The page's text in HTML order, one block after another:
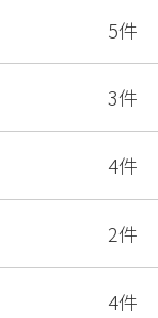
5件
3件
4件
2件
4件